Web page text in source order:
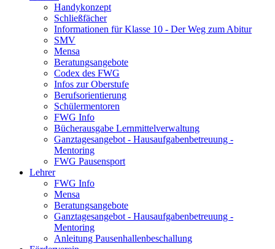
Handykonzept
Schließfächer
Informationen für Klasse 10 - Der Weg zum Abitur
SMV
Mensa
Beratungsangebote
Codex des FWG
Infos zur Oberstufe
Berufsorientierung
Schülermentoren
FWG Info
Bücherausgabe Lernmittelverwaltung
Ganztagesangebot - Hausaufgabenbetreuung -
Mentoring
FWG Pausensport
Lehrer
FWG Info
Mensa
Beratungsangebote
Ganztagesangebot - Hausaufgabenbetreuung -
Mentoring
Anleitung Pausenhallenbeschallung